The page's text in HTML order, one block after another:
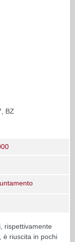
BZ
rispettivamente
è riuscita in pochi